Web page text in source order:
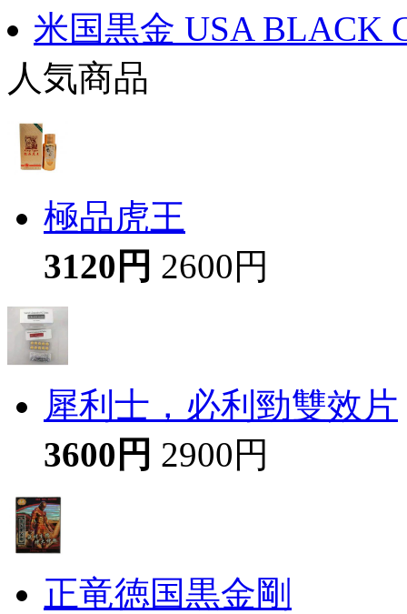
米国黒金 USA BLACK
人気商品
極品虎王
3120円 2600円
犀利士，必利勁雙效片
3600円 2900円
正竜徳国黒金剛